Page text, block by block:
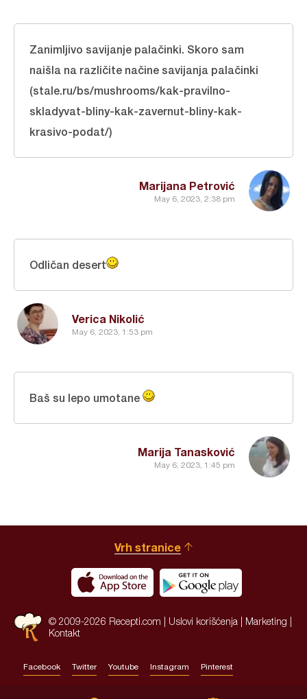
Marijana Petrović
May 6, 2023, 2:38 pm
Zanimljivo savijanje palačinki. Skoro sam
naišla na različite načine savijanja palačinki
(stale.ru/bs/mushrooms/kak-pravilno-
skladyvat-bliny-kak-zavernut-bliny-kak-
krasivo-podat/)
Verica Nikolić
May 6, 2023, 1:53 pm
Odličan desert
Marija Tanasković
May 6, 2023, 1:45 pm
Baš su lepo umotane
Vrh stranice
© 2009-2026 Recepti.com | Uslovi korišćenja| Marketing
Kontakt
Facebook Twitter Youtube Instagram Pinterest